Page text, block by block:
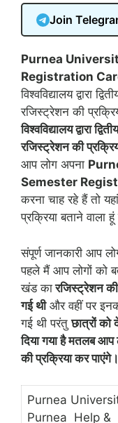
Join
Purnea
Registration
विश्वविद्यालय द्वारा
रजिस्ट्रेशन की
विश्वविद्यालय द्वारा
रजिस्ट्रेशन की
आप लोग अपना
Semester
करना चाह रहे हैं तो
प्रक्रिया बताने वाला
संपूर्ण जानकारी आप
पहले मैं आप लोगों को
खंड कारजिस्ट्रेशन
गई थीऔर वहीं पर
गई थी परंतुछात्रों को
दिया गया है मतलब
की प्रक्रिया कर पाएंगे।
Purnea
Purnea Help &